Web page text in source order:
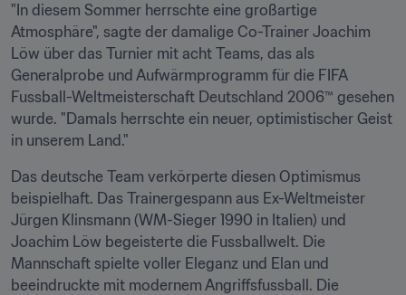
"In diesem Sommer herrschte eine großartige
Atmosphäre", sagte der damalige Co-Trainer Joachim
Löw über das Turnier mit acht Teams, das als
Generalprobe und Aufwärmprogramm für die FIFA
Fussball-Weltmeisterschaft Deutschland 2006™ gesehen
wurde. "Damals herrschte ein neuer, optimistischer Geist
in unserem Land."
Das deutsche Team verkörperte diesen Optimismus
beispielhaft. Das Trainergespann aus Ex-Weltmeister
Jürgen Klinsmann (WM-Sieger 1990 in Italien) und
Joachim Löw begeisterte die Fussballwelt. Die
Mannschaft spielte voller Eleganz und Elan und
beeindruckte mit modernem Angriffsfussball. Die